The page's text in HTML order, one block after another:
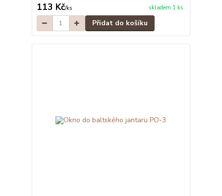
113 Kč/ks skladem 1 ks
Přidat do košíku